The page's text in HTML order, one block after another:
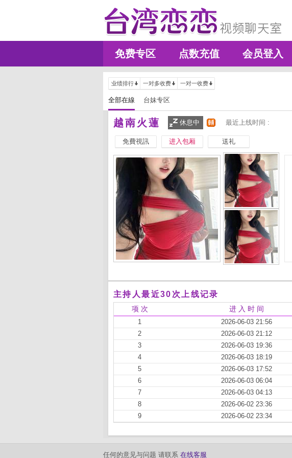
免费专区 点数充值 会员登入
业绩排行 一对多收费 一对一收费
全部在線 台妹专区
越南火蓮 休息中 最近上线时间 :
免費視訊 进入包厢 送礼
主持人最近30次上线记录
项 次 进 入 时 间
1 2026-06-03 21:56
2
2026-06-03 21:12
3
2026-06-03 19:36
4
2026-06-03 18:19
5
2026-06-03 17:52
6
2026-06-03 06:04
7
2026-06-03 04:13
8
2026-06-02 23:36
9
2026-06-02 23:34
任何的意见与问题 请联系 在线客服